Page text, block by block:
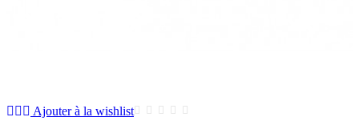
Ajouter à la wishlist